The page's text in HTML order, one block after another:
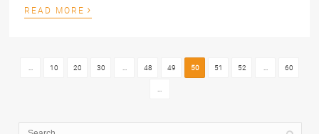
READ MORE ›
10 20 30 48 49 50 51 52 60